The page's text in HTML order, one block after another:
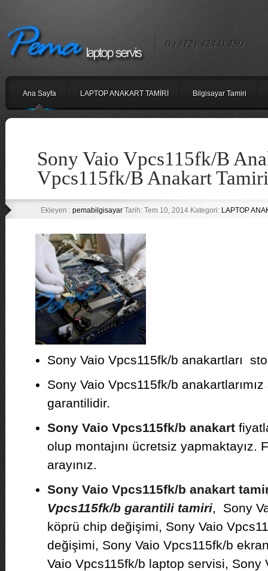
0 (312) 424 0 450
Ana Sayfa LAPTOP ANAKART TAMİRİ Bilgisayar Tamiri
Sony Vaio Vpcs115fk/B
Vpcs115fk/B Anakart
Ekleyen : pemabilgisayarTarih: Tem 10, 2014 Kategori: LAPTOP
Sony Vaio Vpcs115fk/b anakartları
Sony Vaio Vpcs115fk/b
garantilidir.
Sony Vaio Vpcs115fk/b anakart
olup montajını ücretsiz yapmaktayız.
arayınız.
Sony Vaio Vpcs115fk/b anakart
Vpcs115fk/b garantili tamiri, Sony
köprü chip değişimi, Sony Vaio
değişimi, Sony Vaio Vpcs115fk/b
Vaio Vpcs115fk/b laptop servisi, Sony